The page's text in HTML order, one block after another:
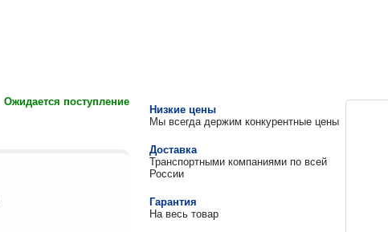
Ожидается поступление
Низкие цены
Мы всегда держим конкурентные цены
Доставка
Транспортными компаниями по всей
России
Гарантия
На весь товар